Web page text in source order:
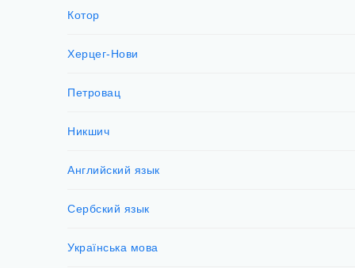
Котор
Херцег-Нови
Петровац
Никшич
Английский язык
Сербский язык
Українська мова